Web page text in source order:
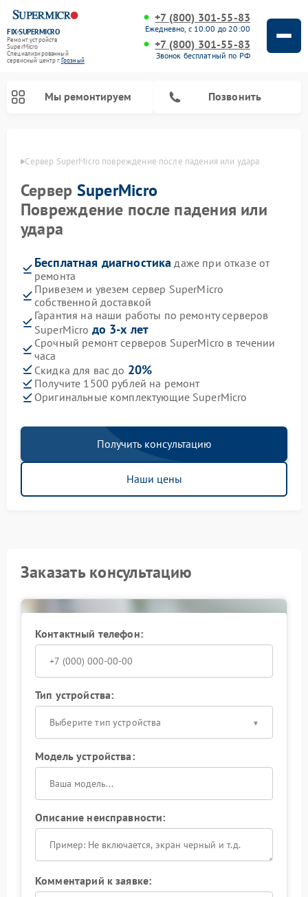
FIX-SUPERMICRO
Ремонт устройств
SuperMicro
Специализированный
cервисный центр г.Грозный
+7 (800) 301-55-83
Ежедневно, с 10:00 до 20:00
+7 (800) 301-55-83
Звонок бесплатный по РФ
Мы ремонтируем Позвонить
Сервер SuperMicro повреждение после падения или удара
Сервер SuperMicro
Повреждение после падения или
удара
Бесплатная диагностика даже при отказе от
ремонта
Привезем и увезем сервер SuperMicro
собственной доставкой
Гарантия на наши работы по ремонту серверов
SuperMicro до 3-х лет
Срочный ремонт серверов SuperMicro в течении
часа
Скидка для вас до 20%
Получите 1500 рублей на ремонт
Оригинальные комплектующие SuperMicro
Получить консультацию
Наши цены
Заказать консультацию
Контактный телефон:
Тип устройства:
Выберите тип устройства
Модель устройства:
Описание неисправности:
Комментарий к заявке: